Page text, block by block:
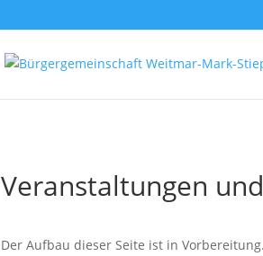
Veranstaltungen
Der Aufbau dieser Seite ist in Vorbereitung.